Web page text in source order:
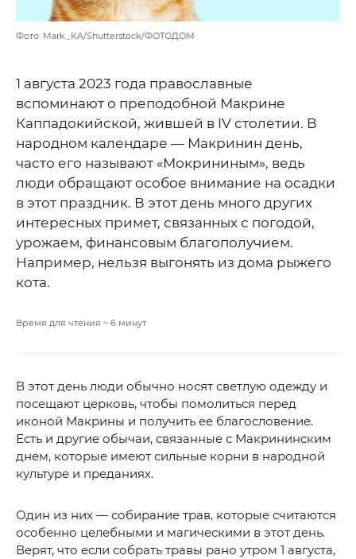
Фото: Mark_KA/Shutterstock/ФОТОДОМ
1 августа 2023 года православные
вспоминают о преподобной Макрине
Каппадокийской, жившей в IV столетии. В
народном календаре — Макринин день,
часто его называют «Мокрининым», ведь
люди обращают особое внимание на осадки
в этот праздник. В этот день много других
интересных примет, связанных с погодой,
урожаем, финансовым благополучием.
Например, нельзя выгонять из дома рыжего
кота.
Время для чтения ~ 6 минут
В этот день люди обычно носят светлую одежду и
посещают церковь, чтобы помолиться перед
иконой Макрины и получить ее благословение.
Есть и другие обычаи, связанные с Макрининским
днем, которые имеют сильные корни в народной
культуре и преданиях.
Один из них — собирание трав, которые считаются
особенно целебными и магическими в этот день.
Верят, что если собрать травы рано утром 1 августа,